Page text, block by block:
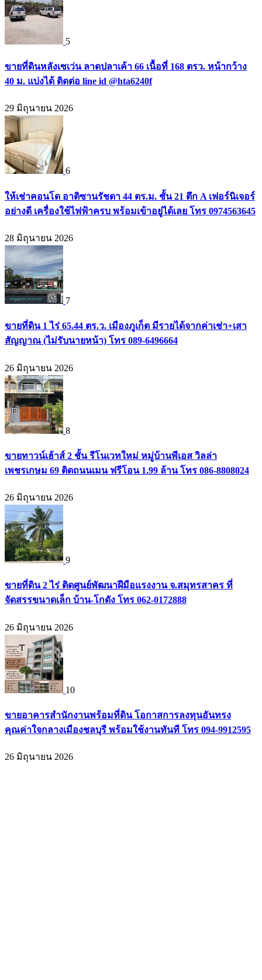
5
ขายที่ดินหลังเซเว่น ลาดปลาเค้า 66 เนื้อที่ 168 ตรว. หน้ากว้าง
40 ม. แบ่งได้ ติดต่อ line id @hta6240f
29 มิถุนายน 2026
6
ให้เช่าคอนโด อาติซานรัชดา 44 ตร.ม. ชั้น 21 ตึก A เฟอร์นิเจอร์
อย่างดี เครื่องใช้ไฟฟ้าครบ พร้อมเข้าอยู่ได้เลย โทร 0974563645
28 มิถุนายน 2026
7
ขายที่ดิน 1 ไร่ 65.44 ตร.ว. เมืองภูเก็ต มีรายได้จากค่าเช่า+เสา
สัญญาณ (ไม่รับนายหน้า) โทร 089-6496664
26 มิถุนายน 2026
8
ขายทาวน์เฮ้าส์ 2 ชั้น รีโนเวทใหม่ หมู่บ้านพีเอส วิลล่า
เพชรเกษม 69 ติดถนนเมน ฟรีโอน 1.99 ล้าน โทร 086-8808024
26 มิถุนายน 2026
9
ขายที่ดิน 2 ไร่ ติดศูนย์พัฒนาฝีมือแรงงาน จ.สมุทรสาคร ที่
จัดสรรขนาดเล็ก บ้าน-โกดัง โทร 062-0172888
26 มิถุนายน 2026
10
ขายอาคารสำนักงานพร้อมที่ดิน โอกาสการลงทุนอันทรง
คุณค่าใจกลางเมืองชลบุรี พร้อมใช้งานทันที โทร 094-9912595
26 มิถุนายน 2026